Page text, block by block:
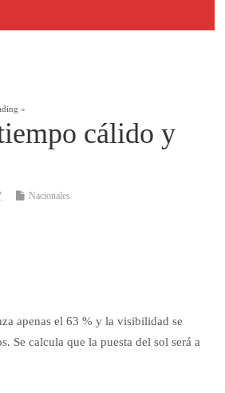
»
cálido y
Nacionales
apenas el 63 % y la visibilidad se
Se calcula que la puesta del sol será a